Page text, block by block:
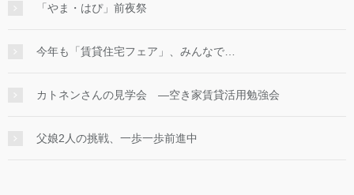
「やま・はぴ」前夜祭
今年も「賃貸住宅フェア」、みんなで…
カトネンさんの見学会 ―空き家賃貸活用勉強会
父娘2人の挑戦、一歩一歩前進中